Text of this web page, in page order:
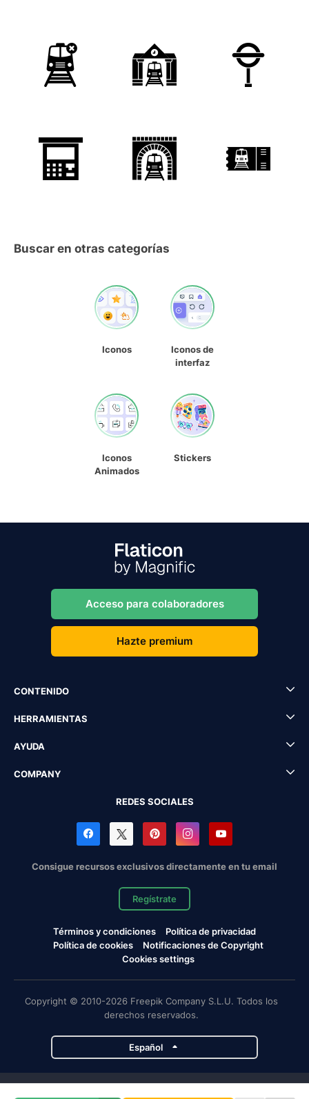
Buscar en otras categorías
Iconos
Iconos de
interfaz
Iconos
Animados
Stickers
Acceso para colaboradores
Hazte premium
CONTENIDO
HERRAMIENTAS
AYUDA
COMPANY
REDES SOCIALES
Consigue recursos exclusivos directamente en tu email
Regístrate
Términos y condiciones
Política de privacidad
Política de cookies
Notificaciones de Copyright
Cookies settings
Copyright © 2010-2026 Freepik Company S.L.U. Todos los
derechos reservados.
Español